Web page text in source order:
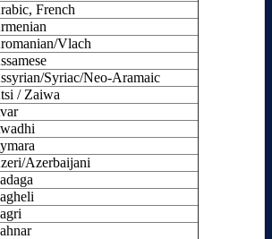
French
Vlach
Syriac/Neo-Aramaic
/ Zaiwa
Azerbaijani